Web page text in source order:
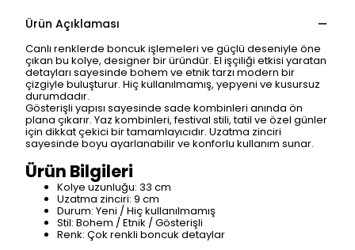
Ürün Açıklaması
Canlı renklerde boncuk işlemeleri ve güçlü deseniyle öne
çıkan bu kolye, designer bir üründür. El işçiliği etkisi yaratan
detayları sayesinde bohem ve etnik tarzı modern bir
çizgiyle buluşturur. Hiç kullanılmamış, yepyeni ve kusursuz
durumdadır.
Gösterişli yapısı sayesinde sade kombinleri anında ön
plana çıkarır. Yaz kombinleri, festival stili, tatil ve özel günler
için dikkat çekici bir tamamlayıcıdır. Uzatma zinciri
sayesinde boyu ayarlanabilir ve konforlu kullanım sunar.
Ürün Bilgileri
Kolye uzunluğu: 33 cm
Uzatma zinciri: 9 cm
Durum: Yeni / Hiç kullanılmamış
Stil: Bohem / Etnik / Gösterişli
Renk: Çok renkli boncuk detaylar